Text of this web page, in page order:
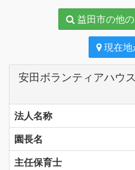
益田市の他
現在地
安田ボランティアハウ
法人名称
園長名
主任保育士